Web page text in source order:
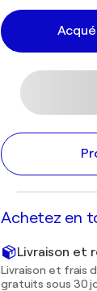
Achetez en
Livraison et
Livraison et frais
gratuits sous 30